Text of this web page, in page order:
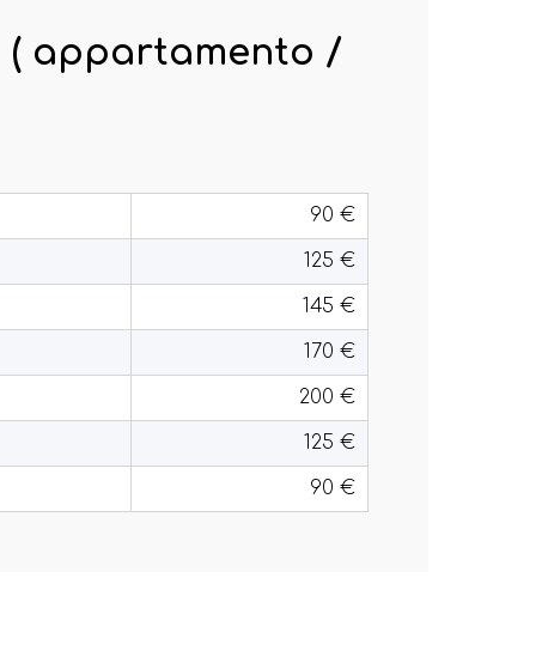
( appartamento /
90 €
125 €
145 €
170 €
200 €
125 €
90 €